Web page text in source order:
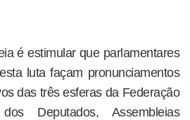
é estimular que parlamentares
luta façam pronunciamentos
das três esferas da Federação
Deputados, Assembleias